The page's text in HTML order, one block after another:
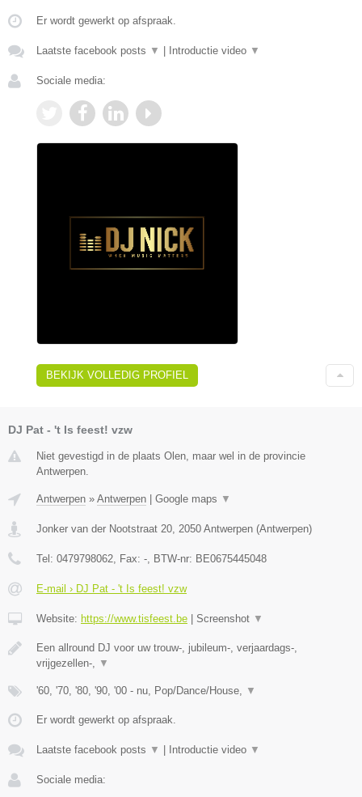
Er wordt gewerkt op afspraak.
Laatste facebook posts ▼ Introductie video ▼
Sociale media:
BEKIJK VOLLEDIG PROFIEL
DJ Pat - 't Is feest! vzw
Niet gevestigd in de plaats Olen, maar wel in de provincie
Antwerpen.
Antwerpen » Antwerpen Google maps ▼
Jonker van der Nootstraat 20 2050 Antwerpen (Antwerpen)
Tel: 0479798062 , Fax: - , BTW-nr: BE0675445048
E-mail › DJ Pat - 't Is feest! vzw
Website: https://www.tisfeest.be Screenshot ▼
Een allround DJ voor uw trouw-, jubileum-, verjaardags-,
vrijgezellen-,
▼
'60, '70, '80, '90, '00 - nu, Pop/Dance/House, ▼
Er wordt gewerkt op afspraak.
Laatste facebook posts ▼ Introductie video ▼
Sociale media: